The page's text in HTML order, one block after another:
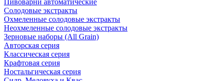
Пивоварни автоматические
Солодовые экстракты
Охмеленные солодовые экстракты
Неохмеленные солодовые экстракты
Зерновые наборы (All Grain)
Авторская серия
Классическая серия
Крафтовая серия
Ностальгическая серия